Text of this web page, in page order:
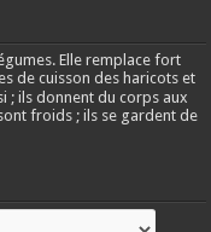
Elle remplace fort
de cuisson des haricots et
; ils donnent du corps aux
froids ; ils se gardent de